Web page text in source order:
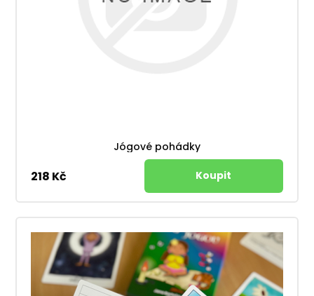
Jógové pohádky
218 Kč